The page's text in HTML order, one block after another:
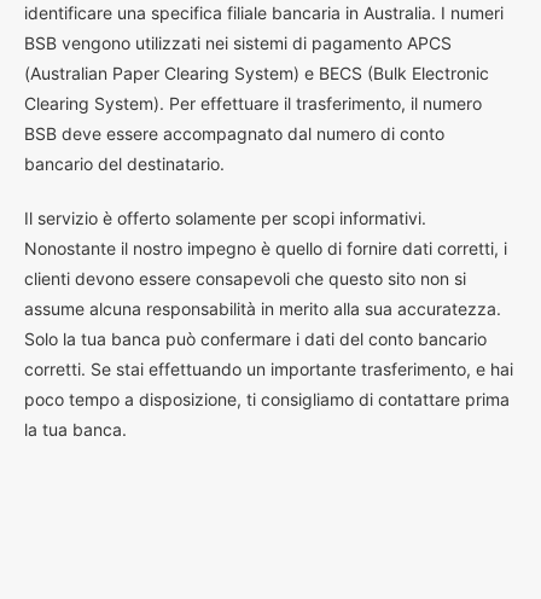
identificare una specifica filiale bancaria in Australia. I numeri
BSB vengono utilizzati nei sistemi di pagamento APCS
(Australian Paper Clearing System) e BECS (Bulk Electronic
Clearing System). Per effettuare il trasferimento, il numero
BSB deve essere accompagnato dal numero di conto
bancario del destinatario.
Il servizio è offerto solamente per scopi informativi.
Nonostante il nostro impegno è quello di fornire dati corretti, i
clienti devono essere consapevoli che questo sito non si
assume alcuna responsabilità in merito alla sua accuratezza.
Solo la tua banca può confermare i dati del conto bancario
corretti. Se stai effettuando un importante trasferimento, e hai
poco tempo a disposizione, ti consigliamo di contattare prima
la tua banca.